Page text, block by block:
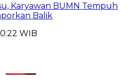
Karyawan BUMN Tempuh
Balik
WIB